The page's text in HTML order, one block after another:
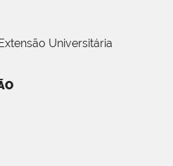
Universitária